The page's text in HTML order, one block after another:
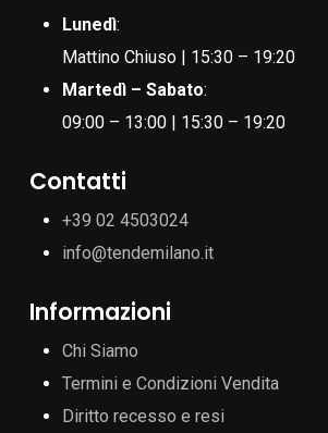
Lunedì:
Mattino Chiuso | 15:30 – 19:20
Martedì – Sabato:
09:00 – 13:00 | 15:30 – 19:20
Contatti
+39 02 4503024
info@tendemilano.it
Informazioni
Chi Siamo
Termini e Condizioni Vendita
Diritto recesso e resi